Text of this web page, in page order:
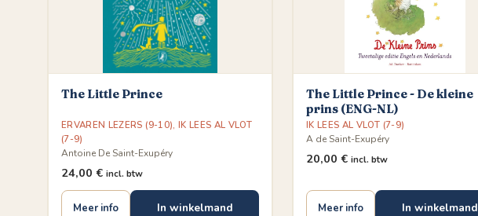
The Little Prince
ERVAREN LEZERS (9-10), IK LEES AL VLOT
(7-9)
Antoine De Saint-Exupéry
24,00 € incl. btw
Meer info In winkelmand
The Little Prince - De kleine
prins (ENG-NL)
IK LEES AL VLOT (7-9)
A de Saint-Exupéry
20,00 € incl. btw
Meer info In winkelmand